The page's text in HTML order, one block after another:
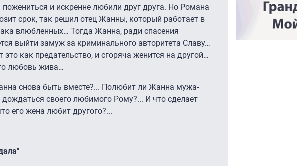
и искренне любили друг друга. Но Романа
срок, так решил отец Жанны, который работает в
влюбленных… Тогда Жанна, ради спасения
выйти замуж за криминального авторитета Славу…
как предательство, и сгоряча женится на другой…
любовь жива…
снова быть вместе?... Полюбит ли Жанна мужа-
своего любимого Рому?... И что сделает
его жена любит другого?...